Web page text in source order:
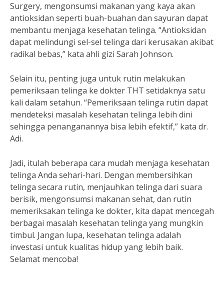
Surgery, mengonsumsi makanan yang kaya akan
antioksidan seperti buah-buahan dan sayuran dapat
membantu menjaga kesehatan telinga. “Antioksidan
dapat melindungi sel-sel telinga dari kerusakan akibat
radikal bebas,” kata ahli gizi Sarah Johnson.
Selain itu, penting juga untuk rutin melakukan
pemeriksaan telinga ke dokter THT setidaknya satu
kali dalam setahun. “Pemeriksaan telinga rutin dapat
mendeteksi masalah kesehatan telinga lebih dini
sehingga penanganannya bisa lebih efektif,” kata dr.
Adi.
Jadi, itulah beberapa cara mudah menjaga kesehatan
telinga Anda sehari-hari. Dengan membersihkan
telinga secara rutin, menjauhkan telinga dari suara
berisik, mengonsumsi makanan sehat, dan rutin
memeriksakan telinga ke dokter, kita dapat mencegah
berbagai masalah kesehatan telinga yang mungkin
timbul. Jangan lupa, kesehatan telinga adalah
investasi untuk kualitas hidup yang lebih baik.
Selamat mencoba!